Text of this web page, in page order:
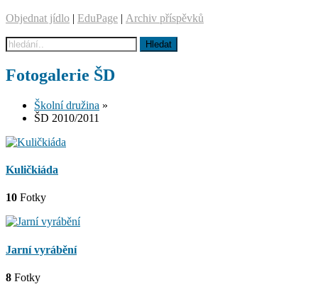
Objednat jídlo | EduPage | Archiv příspěvků
Fotogalerie ŠD
Školní družina »
ŠD 2010/2011
Kuličkiáda
10 Fotky
Jarní vyrábění
8 Fotky